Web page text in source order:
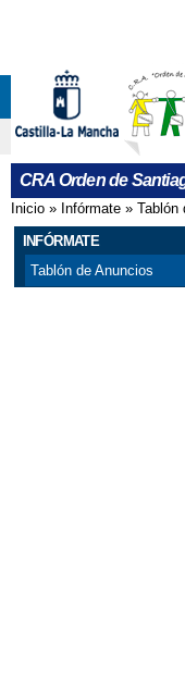
CRA Orden de
Se
Inicio » Infórmate » Tablón
INFÓRMATE
Tablón de Anuncios